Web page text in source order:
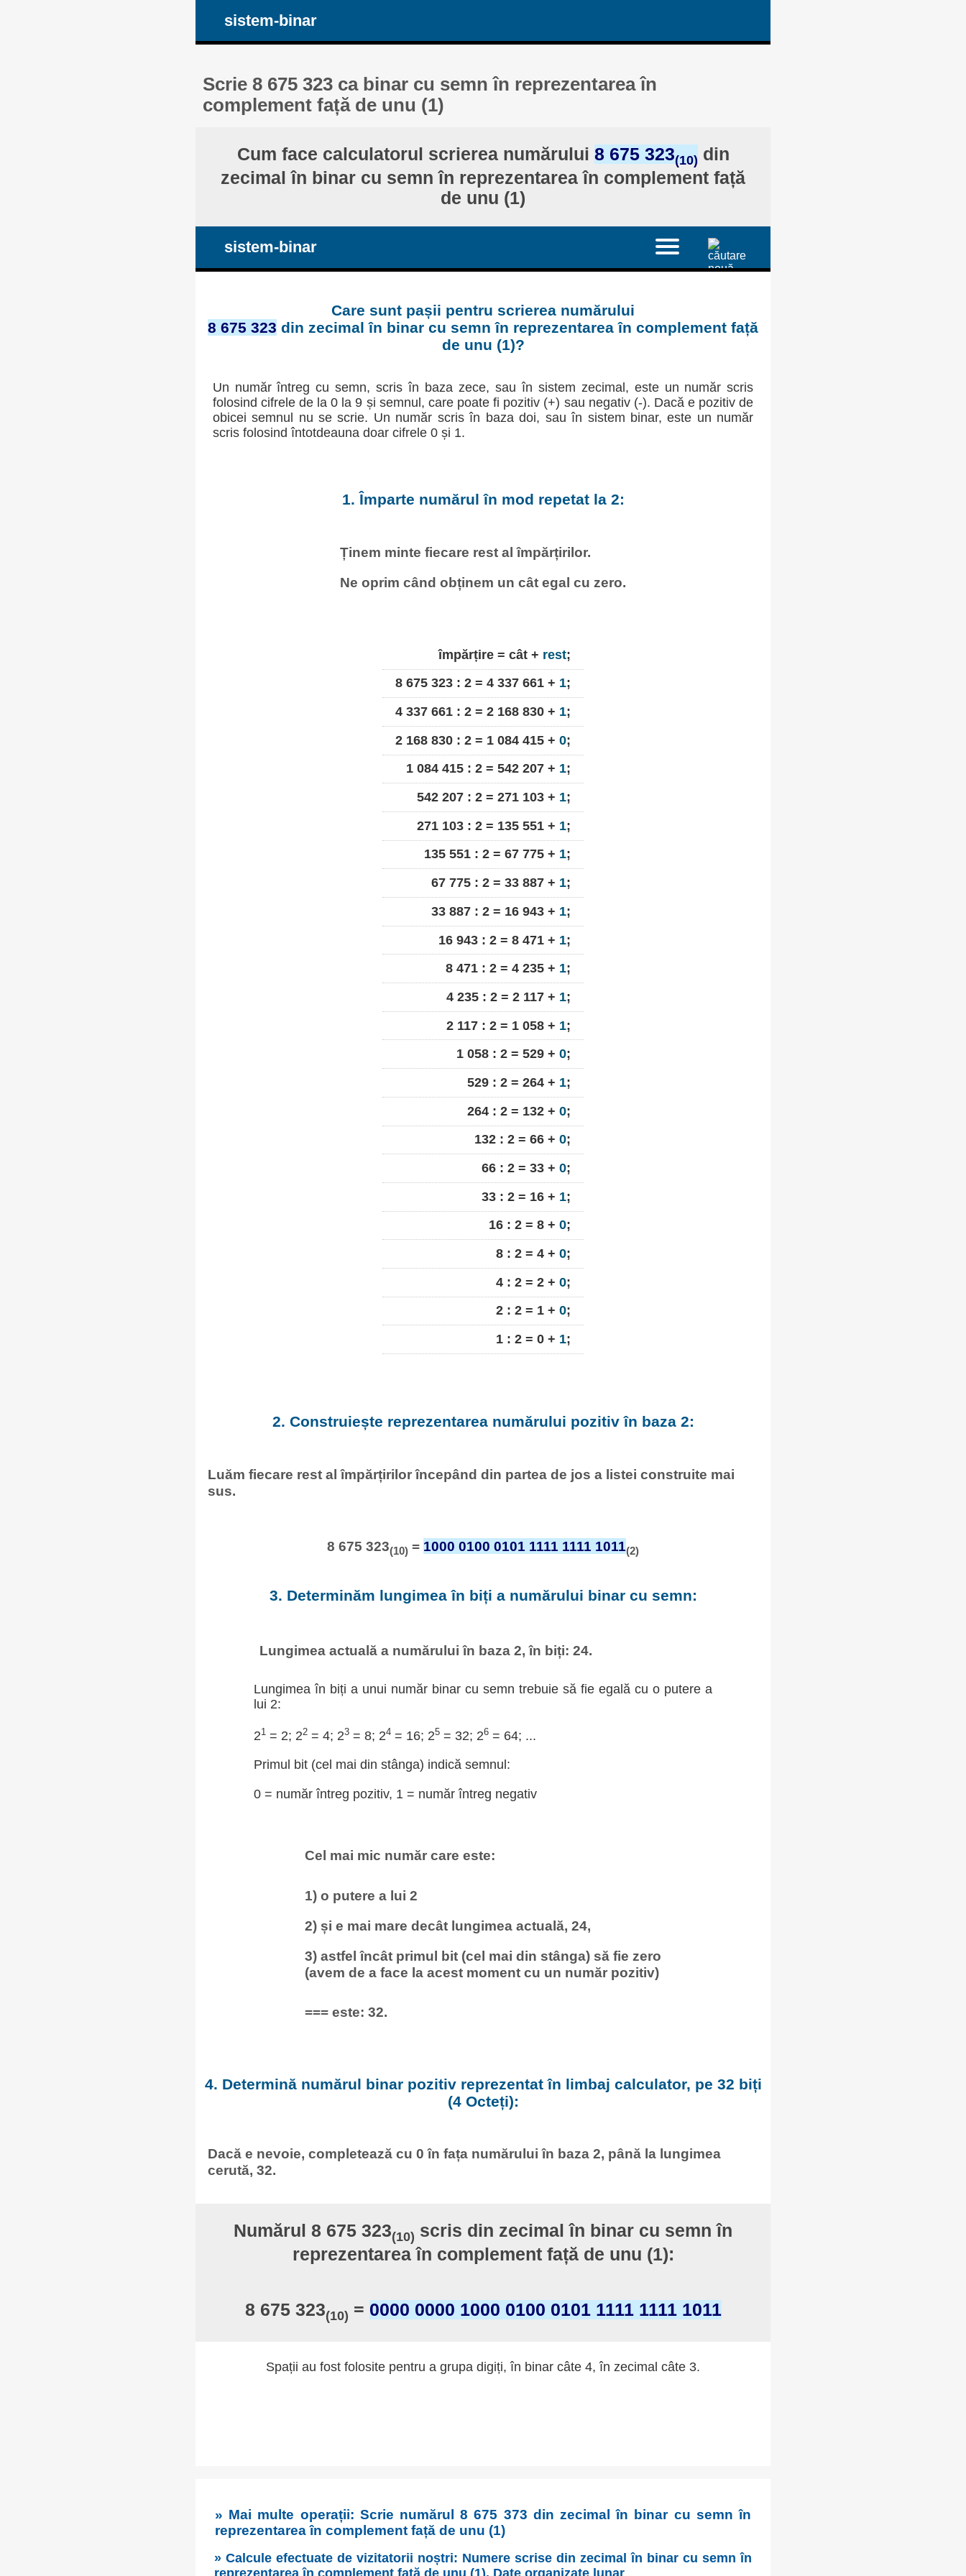
sistem-binar
Scrie 8 675 323 ca binar cu semn în reprezentarea în
complement față de unu (1)
Cum face calculatorul scrierea numărului 8 675 323(10) din
zecimal în binar cu semn în reprezentarea în complement față
de unu (1)
sistem-binar
Care sunt pașii pentru scrierea numărului
8 675 323 din zecimal în binar cu semn în reprezentarea în complement față
de unu (1)?
Un număr întreg cu semn, scris în baza zece, sau în sistem zecimal, este un număr scris
folosind cifrele de la 0 la 9 și semnul, care poate fi pozitiv (+) sau negativ (-). Dacă e pozitiv de
obicei semnul nu se scrie. Un număr scris în baza doi, sau în sistem binar, este un număr
scris folosind întotdeauna doar cifrele 0 și 1.
1. Împarte numărul în mod repetat la 2:
Ținem minte fiecare rest al împărțirilor.
Ne oprim când obținem un cât egal cu zero.
împărțire = cât + rest;
8 675 323 : 2 = 4 337 661 + 1;
4 337 661 : 2 = 2 168 830 + 1;
2 168 830 : 2 = 1 084 415 + 0;
1 084 415 : 2 = 542 207 + 1;
542 207 : 2 = 271 103 + 1;
271 103 : 2 = 135 551 + 1;
135 551 : 2 = 67 775 + 1;
67 775 : 2 = 33 887 + 1;
33 887 : 2 = 16 943 + 1;
16 943 : 2 = 8 471 + 1;
8 471 : 2 = 4 235 + 1;
4 235 : 2 = 2 117 + 1;
2 117 : 2 = 1 058 + 1;
1 058 : 2 = 529 + 0;
529 : 2 = 264 + 1;
264 : 2 = 132 + 0;
132 : 2 = 66 + 0;
66 : 2 = 33 + 0;
33 : 2 = 16 + 1;
16 : 2 = 8 + 0;
8 : 2 = 4 + 0;
4 : 2 = 2 + 0;
2 : 2 = 1 + 0;
1 : 2 = 0 + 1;
2. Construiește reprezentarea numărului pozitiv în baza 2:
Luăm fiecare rest al împărțirilor începând din partea de jos a listei construite mai
sus.
8 675 323(10) = 1000 0100 0101 1111 1111 1011(2)
3. Determinăm lungimea în biți a numărului binar cu semn:
Lungimea actuală a numărului în baza 2, în biți: 24.
Lungimea în biți a unui număr binar cu semn trebuie să fie egală cu o putere a
lui 2:
21= 2; 22= 4; 23= 8; 24= 16; 25= 32; 26= 64; ...
Primul bit (cel mai din stânga) indică semnul:
0 = număr întreg pozitiv, 1 = număr întreg negativ
Cel mai mic număr care este:
1) o putere a lui 2
2) și e mai mare decât lungimea actuală, 24,
3) astfel încât primul bit (cel mai din stânga) să fie zero
(avem de a face la acest moment cu un număr pozitiv)
=== este: 32.
4. Determină numărul binar pozitiv reprezentat în limbaj calculator, pe 32 biți
(4 Octeți):
Dacă e nevoie, completează cu 0 în fața numărului în baza 2, până la lungimea
cerută, 32.
Numărul 8 675 323(10) scris din zecimal în binar cu semn în
reprezentarea în complement față de unu (1):
8 675 323(10) = 0000 0000 1000 0100 0101 1111 1111 1011
Spații au fost folosite pentru a grupa digiți, în binar câte 4, în zecimal câte 3.
» Mai multe operații: Scrie numărul 8 675 373 din zecimal în binar cu semn în
reprezentarea în complement față de unu (1)
» Calcule efectuate de vizitatorii noștri: Numere scrise din zecimal în binar cu semn în